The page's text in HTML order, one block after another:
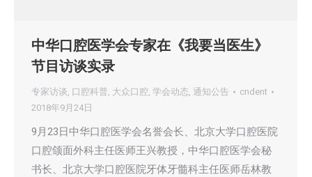
中华口腔医学会专家在《我要当医生》
节目访谈实录
专家访谈, 口腔科普, 大众口腔, 学会动态, 通知公告
cndent
2018年9月24日
9月23日中华口腔医学会名誉会长、北京大学口腔医院
口腔颌面外科主任医师王兴教授，中华口腔医学会秘
书长、北京大学口腔医院牙体牙髓科主任医师岳林教